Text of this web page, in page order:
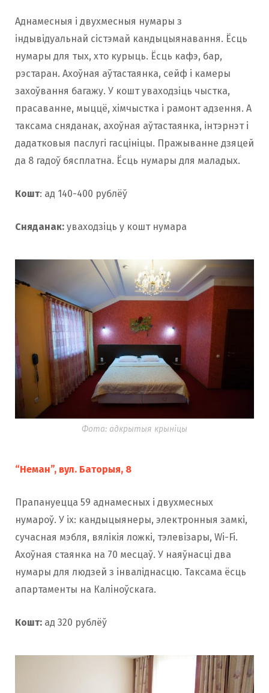
Аднамесныя і двухмесныя нумары з
індывідуальнай сістэмай кандыцыянавання. Ёсць
нумары для тых, хто курыць. Ёсць кафэ, бар,
рэстаран. Ахоўная аўтастаянка, сейф і камеры
захоўвання багажу. У кошт уваходзіць чыстка,
прасаванне, мыццё, хімчыстка і рамонт адзення. А
таксама сняданак, ахоўная аўтастаянка, інтэрнэт і
дадатковыя паслугі гасцініцы. Пражыванне дзяцей
да 8 гадоў бясплатна. Ёсць нумары для маладых.
Кошт: ад 140-400 рублёў
Сняданак: уваходзіць у кошт нумара
Фота: адкрытыя крыніцы
“Неман”, вул. Баторыя, 8
Прапануецца 59 аднамесных і двухмесных
нумароў. У іх: кандыцыянеры, электронныя замкі,
сучасная мэбля, вялікія ложкі, тэлевізары, Wi-Fi.
Ахоўная стаянка на 70 месцаў. У наяўнасці два
нумары для людзей з інваліднасцю. Таксама ёсць
апартаменты на Каліноўскага.
Кошт: ад 320 рублёў